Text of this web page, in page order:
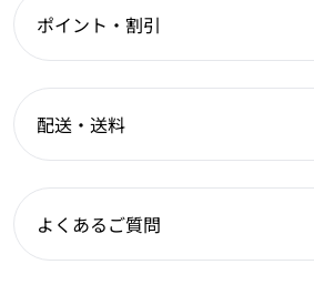
ポイント・割引
配送・送料
よくあるご質問